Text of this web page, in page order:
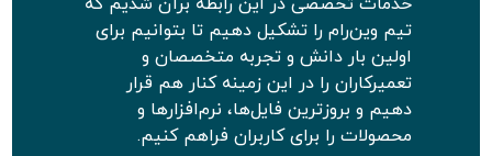
تیم وین‌رام را تشکیل دهیم تا بتوانیم برای
اولین بار دانش و تجربه متخصصان و
تعمیرکاران را در این زمینه کنار هم قرار
دهیم و بروزترین فایل‌ها، نرم‌افزارها و
محصولات را برای کاربران فراهم کنیم.